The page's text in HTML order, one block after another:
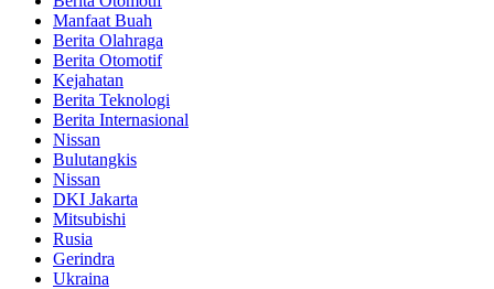
Manfaat Buah
Berita Olahraga
Berita Otomotif
Kejahatan
Berita Teknologi
Berita Internasional
Nissan
Bulutangkis
Nissan
DKI Jakarta
Mitsubishi
Rusia
Gerindra
Ukraina